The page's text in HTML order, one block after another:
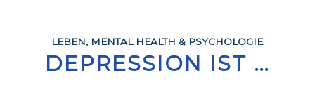
LEBEN, MENTAL HEALTH & PSYCHOLOGIE
DEPRESSION IST …